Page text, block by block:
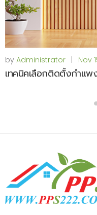
by Administrator Nov
เทคนิคเลือกติดตั้งกำแพ